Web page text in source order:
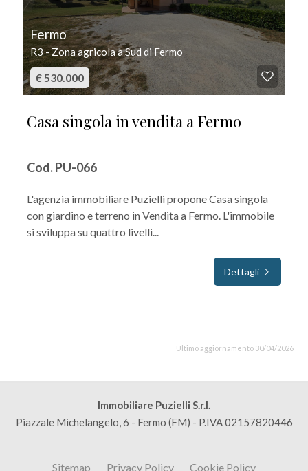
Fermo
R3 - Zona agricola a Sud di Fermo
€ 530.000
Casa singola in vendita a Fermo
Cod. PU-066
L'agenzia immobiliare Puzielli propone Casa singola
con giardino e terreno in Vendita a Fermo. L'immobile
si sviluppa su quattro livelli...
Dettagli
Ultimo aggiornamento 30/04/2026
Immobiliare Puzielli S.r.l.
Piazzale Michelangelo, 6 - Fermo (FM) - P.IVA 02157820446
Sitemap Privacy Policy Cookie Policy